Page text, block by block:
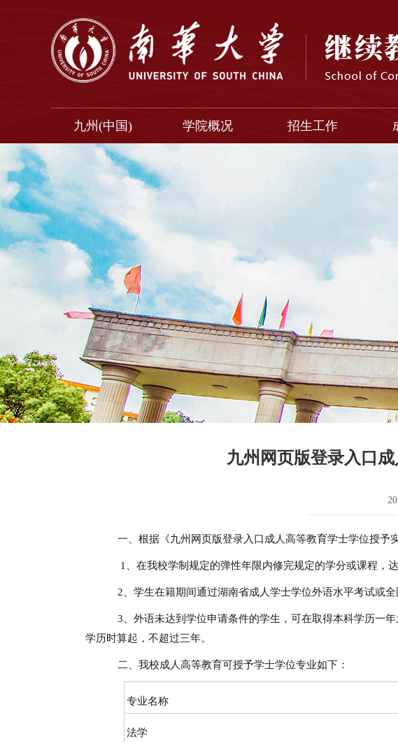
九州(中国) 学院概况 招生工作
九州网页版登录入口
一、根据《九州网页版登录入口成人高等教育学士学位授予
1、在我校学制规定的弹性年限内修完规定的学分或课程，
2、学生在籍期间通过湖南省成人学士学位外语水平考试或全
3、外语未达到学位申请条件的学生，可在取得本科学历一
学历时算起，不超过三年。
二、我校成人高等教育可授予学士学位专业如下：
专业名称
法学